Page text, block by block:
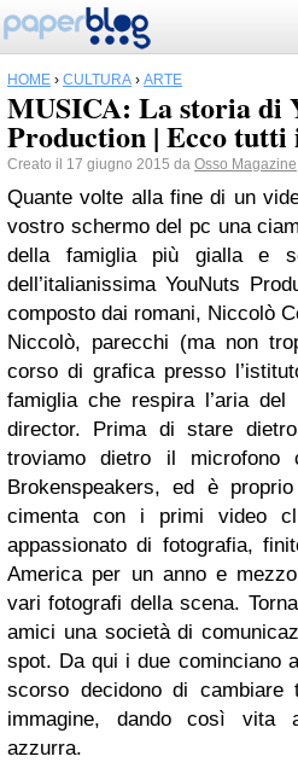
HOME › CULTURA › ARTE
MUSICA: La storia di
Production | Ecco tutti
Creato il 17 giugno 2015 da Osso Magazine
Quante volte alla fine di un
vostro schermo del pc una
della famiglia più gialla e
dell’italianissima YouNuts
composto dai romani, Niccolò
Niccolò, parecchi (ma non
corso di grafica presso
famiglia che respira l’aria
director. Prima di stare
troviamo dietro il microfono
Brokenspeakers, ed è
cimenta con i primi video
appassionato di fotografia,
America per un anno e
vari fotografi della scena.
amici una società di
spot. Da qui i due cominciano
scorso decidono di cambiare
immagine, dando così vita
azzurra.